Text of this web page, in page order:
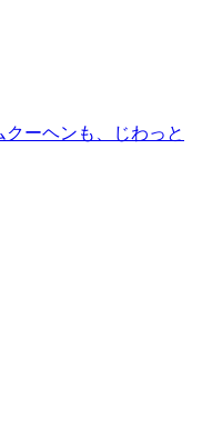
ーヘンも、じわっと